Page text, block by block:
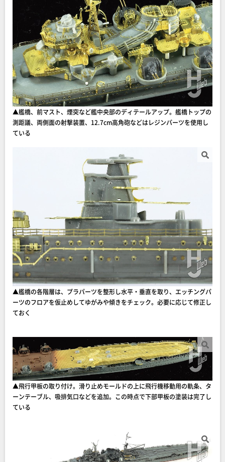
▲艦橋、前マスト、煙突など艦中央部のディテールアップ。艦橋トップの
測距議、両側面の射撃装置、12.7cm高角砲などはレジンパーツを使用し
ている
▲艦橋の各階層は、プラパーツを整形し水平・垂直を取り、エッチングパ
ーツのフロアを仮止めしてゆがみや傾きをチェック。必要に応じて修正し
ておく
▲飛行甲板の取り付け。滑り止めモールドの上に飛行機移動用の軌条、タ
ーンテーブル、吸排気口などを追加。この時点で下部甲板の塗装は完了し
ている